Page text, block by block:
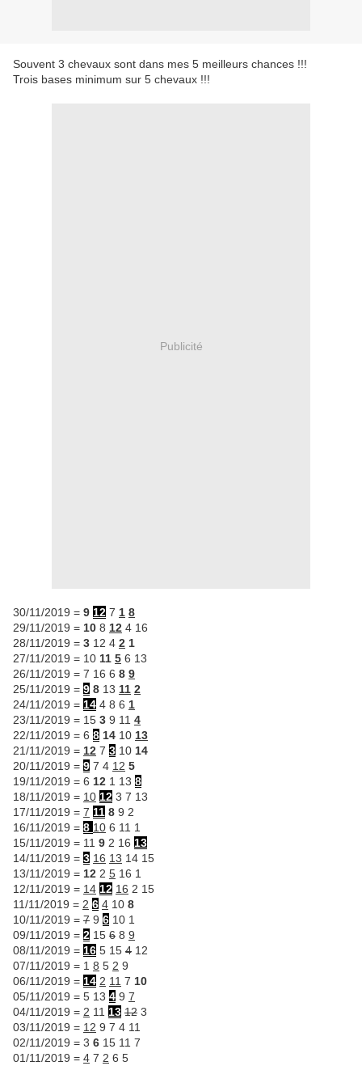
Souvent 3 chevaux sont dans mes 5 meilleurs chances !!!
Trois bases minimum sur 5 chevaux !!!
Publicité
30/11/2019 = 9 12 7 1 8
29/11/2019 = 10 8 12 4 16
28/11/2019 = 3 12 4 2 1
27/11/2019 = 10 11 5 6 13
26/11/2019 = 7 16 6 8 9
25/11/2019 = 9 8 13 11 2
24/11/2019 = 14 4 8 6 1
23/11/2019 = 15 3 9 11 4
22/11/2019 = 6 8 14 10 13
21/11/2019 = 12 7 3 10 14
20/11/2019 = 9 7 4 12 5
19/11/2019 = 6 12 1 13 8
18/11/2019 = 10 12 3 7 13
17/11/2019 = 7 11 8 9 2
16/11/2019 = 8 10 6 11 1
15/11/2019 = 11 9 2 16 13
14/11/2019 = 3 16 13 14 15
13/11/2019 = 12 2 5 16 1
12/11/2019 = 14 12 16 2 15
11/11/2019 = 2 6 4 10 8
10/11/2019 = 7 9 6 10 1
09/11/2019 = 2 15 6 8 9
08/11/2019 = 16 5 15 4 12
07/11/2019 = 1 8 5 2 9
06/11/2019 = 14 2 11 7 10
05/11/2019 = 5 13 4 9 7
04/11/2019 = 2 11 13 12 3
03/11/2019 = 12 9 7 4 11
02/11/2019 = 3 6 15 11 7
01/11/2019 = 4 7 2 6 5